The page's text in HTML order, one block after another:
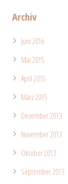
Archiv
Juni 2016
Mai 2015
April 2015
März 2015
Dezember 2013
November 2013
Oktober 2013
September 2013